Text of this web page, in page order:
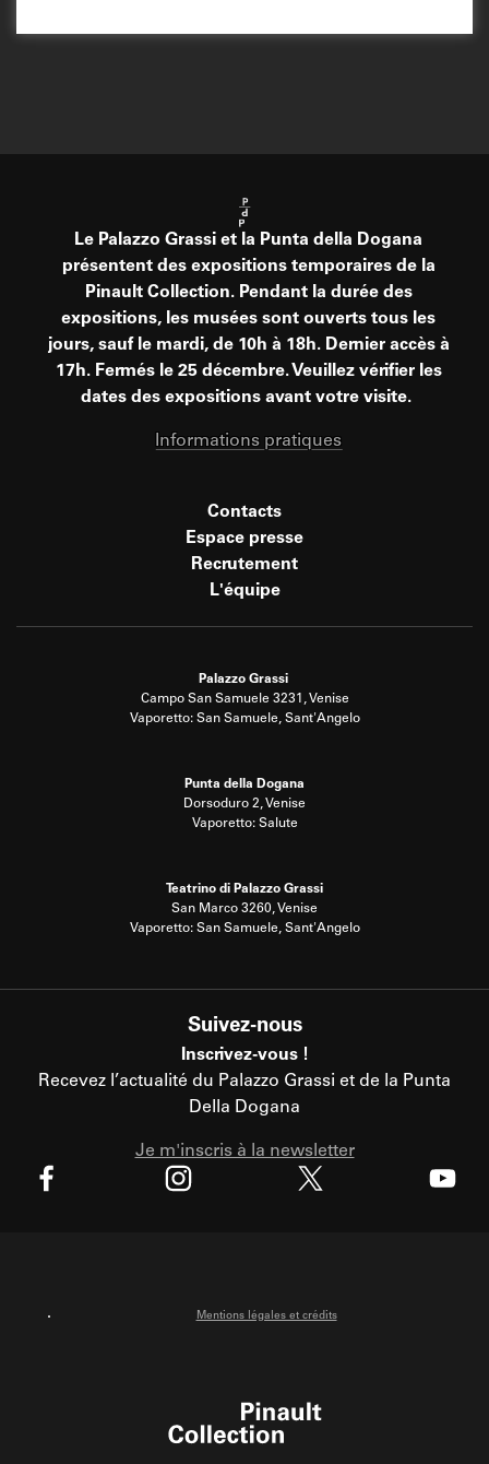
Le Palazzo Grassi et la Punta della Dogana
présentent des expositions temporaires de la
Pinault Collection. Pendant la durée des
expositions, les musées sont ouverts tous les
jours, sauf le mardi, de 10h à 18h. Dernier accès à
17h. Fermés le 25 décembre. Veuillez vérifier les
dates des expositions avant votre visite.
Informations pratiques
Contacts
Espace presse
Recrutement
L'équipe
Palazzo Grassi
Campo San Samuele 3231, Venise
Vaporetto: San Samuele, Sant'Angelo
Punta della Dogana
Dorsoduro 2, Venise
Vaporetto: Salute
Teatrino di Palazzo Grassi
San Marco 3260, Venise
Vaporetto: San Samuele, Sant'Angelo
Suivez-nous
Inscrivez-vous !
Recevez l’actualité du Palazzo Grassi et de la Punta
Della Dogana
Je m'inscris à la newsletter
Mentions légales et crédits